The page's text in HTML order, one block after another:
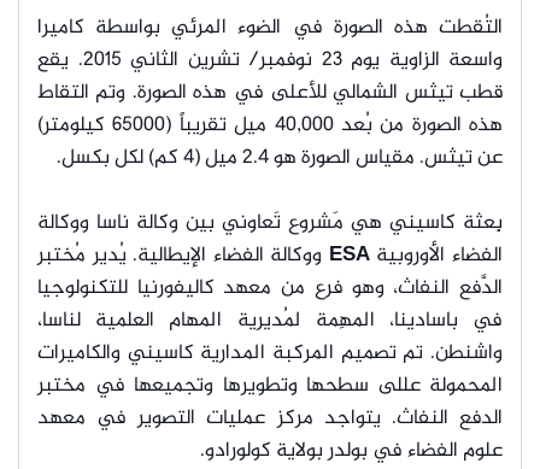
التُقطت هذه الصورة في الضوء المرئي بواسطة كاميرا
واسعة الزاوية يوم 23 نوفمبر/ تشرين الثاني 2015. يقع
قطب تيثس الشمالي للأعلى في هذه الصورة. وتم التقاط
هذه الصورة من بُعد 40,000 ميل تقريباً (65000 كيلومتر)
عن تيثس. مقياس الصورة هو 2.4 ميل (4 كم) لكل بكسل.
بِعثة كاسيني هي مَشروع تَعاوني بين وكالة ناسا ووكالة
الفضاء الأوروبيةESA ووكالة الفضاء الإيطالية. يُدير مُختبر
الدَّفع النفاث، وهو فرع من معهد كاليفورنيا للتكنولوجيا
في باسادينا، المهِمة لمُديرية المهام العلمية لناسا،
واشنطن. تم تصميم المركبة المدارية كاسيني والكاميرات
المحمولة عللى سطحها وتطويرها وتجميعها في مختبر
الدفع النفاث. يتواجد مركز عمليات التصوير في معهد
علوم الفضاء في بولدر بولاية كولورادو.